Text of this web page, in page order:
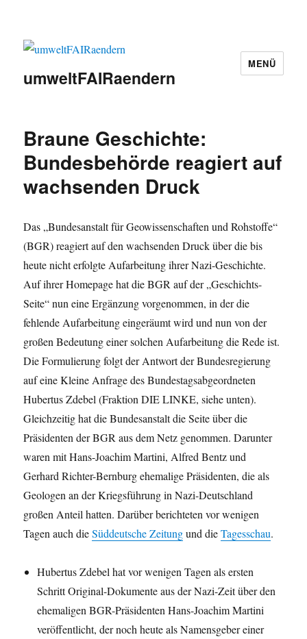
umweltFAIRaendern
MENÜ
Braune Geschichte:
Bundesbehörde reagiert auf
wachsenden Druck
Das „Bundesanstalt für Geowissenschaften und Rohstoffe“
(BGR) reagiert auf den wachsenden Druck über die bis
heute nicht erfolgte Aufarbeitung ihrer Nazi-Geschichte.
Auf ihrer Homepage hat die BGR auf der „Geschichts-
Seite“ nun eine Ergänzung vorgenommen, in der die
fehlende Aufarbeitung eingeräumt wird und nun von der
großen Bedeutung einer solchen Aufarbeitung die Rede ist.
Die Formulierung folgt der Antwort der Bundesregierung
auf eine Kleine Anfrage des Bundestagsabgeordneten
Hubertus Zdebel (Fraktion DIE LINKE, siehe unten).
Gleichzeitig hat die Bundesanstalt die Seite über die
Präsidenten der BGR aus dem Netz genommen. Darunter
waren mit Hans-Joachim Martini, Alfred Bentz und
Gerhard Richter-Bernburg ehemalige Präsidenten, die als
Geologen an der Kriegsführung in Nazi-Deutschland
großen Anteil hatten. Darüber berichteten vor wenigen
Tagen auch dieSüddeutsche Zeitungund dieTagesschau.
Hubertus Zdebel hat vor wenigen Tagen als ersten
Schritt Original-Dokumente aus der Nazi-Zeit über den
ehemaligen BGR-Präsidenten Hans-Joachim Martini
veröffentlicht, der noch heute als Namensgeber einer